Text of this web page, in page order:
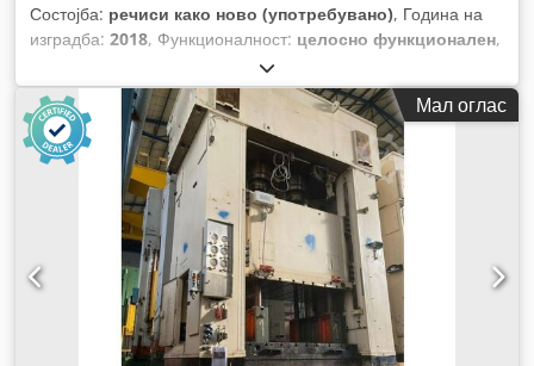
Состојба: речиси како ново (употребувано), Година на
изградба: 2018, Функционалност: целосно функционален,
, притисна сила:
брзина на движење наназад:150 mm/s, ширина на масата:
2.300 мм
, должина на масата: 3.000 мм, вкупна должина:
4.500 мм
, вкупна ширина: 3.500 мм , вкупна висина:
мм, вкупна тежина:101.000 кг , работна височина:
, работен опсег: 1.300 мм,
Мал оглас